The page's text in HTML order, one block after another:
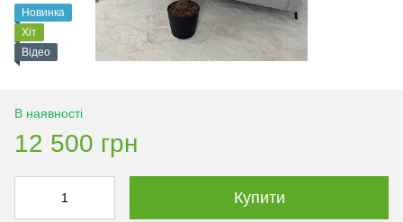
Новинка
Хіт
Відео
В наявності
12 500 грн
Купити